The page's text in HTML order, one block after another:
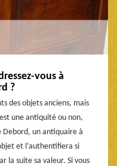
vous à
?
des objets anciens, mais
une antiquité ou non,
Debord, un antiquaire à
et l’authentifiera si
la suite sa valeur. Si vous